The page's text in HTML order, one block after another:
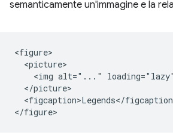
semanticamente un'immagine e la
<figure>
  <picture>
<img alt="..."
  </picture>
<figcaption>Legends</